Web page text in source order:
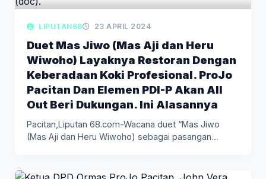
LIPUTAN68 23 APRIL 2024
Duet Mas Jiwo (Mas Aji dan Heru
Wiwoho) Layaknya Restoran Dengan
Keberadaan Koki Profesional. ProJo
Pacitan Dan Elemen PDI-P Akan All
Out Beri Dukungan. Ini Alasannya
Pacitan,Liputan 68.com-Wacana duet “Mas Jiwo
(Mas Aji dan Heru Wiwoho) sebagai pasangan…